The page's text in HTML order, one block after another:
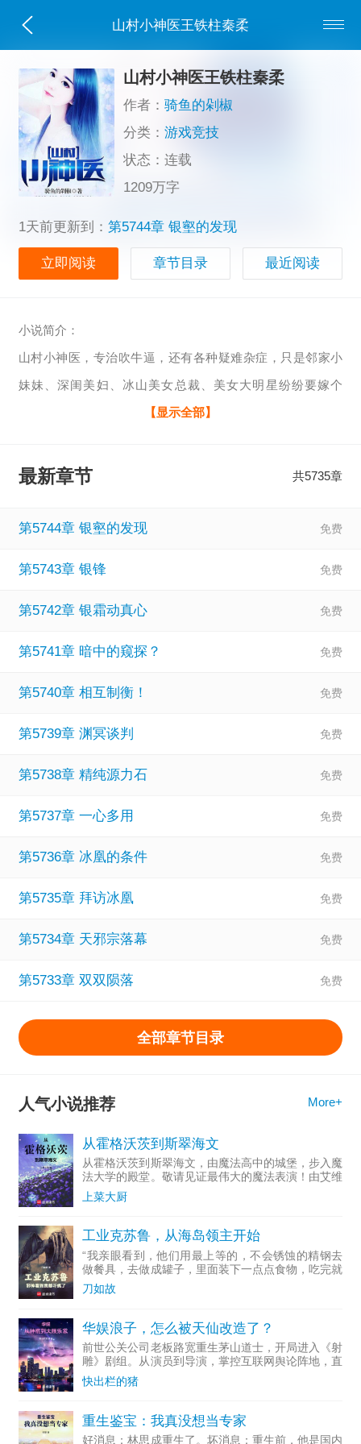
山村小神医王铁柱秦柔
山村小神医王铁柱秦柔
作者：骑鱼的剁椒
分类：游戏竞技
状态：连载
1209万字
1天前更新到： 第5744章 银壑的发现
立即阅读 章节目录 最近阅读
小说简介：
山村小神医，专治吹牛逼，还有各种疑难杂症，只是邻家小
妹妹、深闺美妇、冰山美女总裁、美女大明星纷纷要嫁个
他，他能制服全世界，却治不了自己的桃花运，谁有办法
相关：山村小神医王铁柱秦柔
山村小神医王铁柱秦柔 txt下
柔第1848章、山村小神医王铁柱秦柔全文免费阅读
山村小
村小神医王铁柱秦柔22章
山村小神医王铁柱秦柔全文免费
阅读笔趣、 山村小神医王铁柱秦柔百度免费阅读
【显示全部】
最新章节 共5735章
第5744章 银壑的发现
第5743章 银锋
第5742章 银霜动真心
第5741章 暗中的窥探？
第5740章 相互制衡！
第5739章 渊冥谈判
第5738章 精纯源力石
第5737章 一心多用
第5736章 冰凰的条件
第5735章 拜访冰凰
第5734章 天邪宗落幕
第5733章 双双陨落
全部章节目录
人气小说推荐 More+
从霍格沃茨到斯翠海文
从霍格沃茨到斯翠海文，由魔法高中的城堡，步入魔
法大学的殿堂。敬请见证最伟大的魔法表演！由艾维
·杜姆...
上菜大厨
工业克苏鲁，从海岛领主开始
“我亲眼看到，他们用最上等的，不会锈蚀的精钢去
做餐具，去做成罐子，里面装下一点点食物，吃完就
随手扔掉...
刀如故
华娱浪子，怎么被天仙改造了？
前世公关公司老板路宽重生茅山道士，开局进入《射
雕》剧组。从演员到导演，掌控互联网舆论阵地，直
至成为资...
快出栏的猪
重生鉴宝：我真没想当专家
好消息：林思成重生了。坏消息：重生前，他是国内